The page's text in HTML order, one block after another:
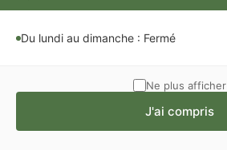
Politique de confidentialité
Du lundi au dimanche : Fermé
Ne plus afficher
J'ai compris